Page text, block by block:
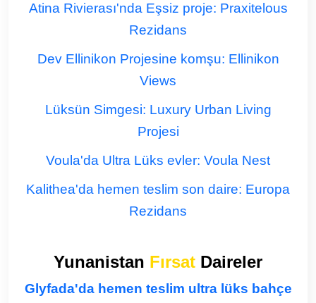
Atina Rivierası'nda Eşsiz proje: Praxitelous
Rezidans
Dev Ellinikon Projesine komşu: Ellinikon
Views
Lüksün Simgesi: Luxury Urban Living
Projesi
Voula'da Ultra Lüks evler: Voula Nest
Kalithea'da hemen teslim son daire: Europa
Rezidans
Yunanistan Fırsat Daireler
Glyfada'da hemen teslim ultra lüks bahçe